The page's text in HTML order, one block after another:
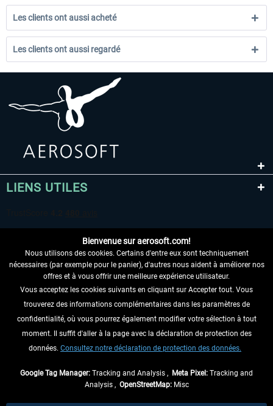
Les clients ont aussi acheté
Les clients ont aussi regardé
LIENS UTILES
RENONCER AU CONTRAT ICI
INFORMATIONS
NE MANQUEZ PAS LES DERNIÈRES
Bienvenue sur aerosoft.com!
Nous utilisons des cookies. Certains d'entre eux sont techniquement
nécessaires (par exemple pour le panier), d'autres nous aident à améliorer nos
offres et à vous offrir une meilleure expérience utilisateur.
Vous acceptez les cookies suivants en cliquant sur Accepter tout. Vous
trouverez des informations complémentaires dans les paramètres de
confidentialité, où vous pourrez également modifier votre sélection à tout
moment. Il suffit d'aller à la page avec la déclaration de protection des
données. Consultez notre déclaration de protection des données.
Google Tag Manager: Tracking and Analysis , Meta Pixel: Tracking and
Analysis , OpenStreetMap:Misc